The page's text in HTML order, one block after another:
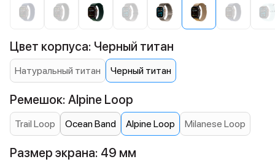
Цвет корпуса: Черный титан
Натуральный титан Черный титан
Ремешок: Alpine Loop
Trail Loop Ocean Band Alpine Loop Milanese Loop
Размер экрана: 49 мм